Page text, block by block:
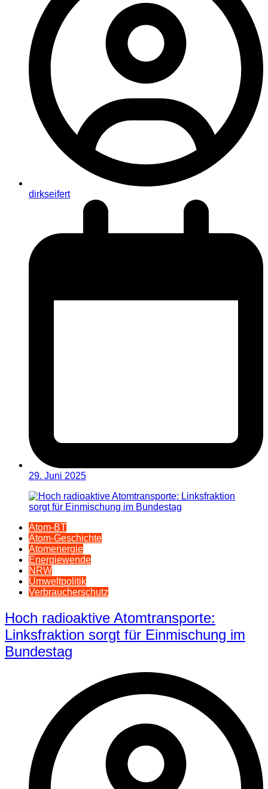
dirkseifert
29. Juni 2025
Atom-BT
Atom-Geschichte
Atomenergie
Energiewende
NRW
Umweltpolitik
Verbraucherschutz
Hoch radioaktive Atomtransporte:
Linksfraktion sorgt für Einmischung im
Bundestag